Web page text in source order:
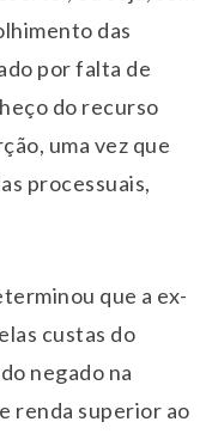
das
por falta de
do recurso
uma vez que
processuais,
que a ex-
custas do
negado na
renda superior ao